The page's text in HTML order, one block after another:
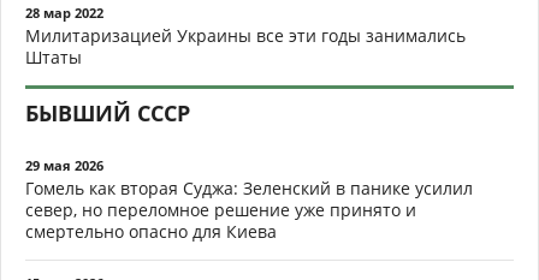
28 мар 2022
Милитаризацией Украины все эти годы занимались
Штаты
БЫВШИЙ СССР
29 мая 2026
Гомель как вторая Суджа: Зеленский в панике усилил
север, но переломное решение уже принято и
смертельно опасно для Киева